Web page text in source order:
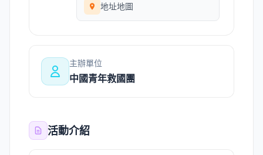
地址地圖
主辦單位
中國青年救國團
活動介紹